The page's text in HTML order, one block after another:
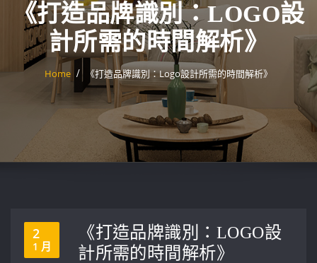
《打造品牌識別：LOGO設
計所需的時間解析》
Home 《打造品牌識別：Logo設計所需的時間解析》
2
1 月
《打造品牌識別：LOGO設
計所需的時間解析》